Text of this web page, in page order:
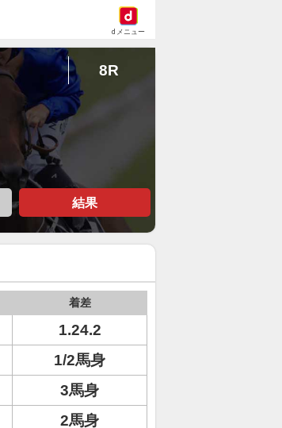
dメニュー
8R
結果
着差
1.24.2
1/2馬身
3馬身
2馬身